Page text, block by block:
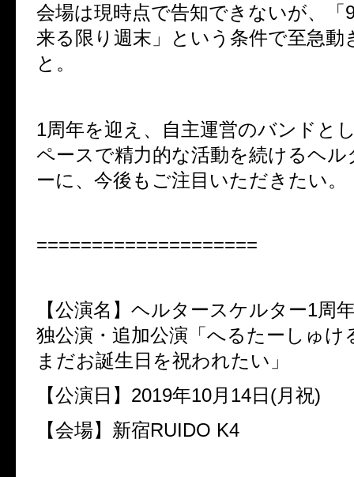
会場は現時点で告知できないが、「
来る限り週末」という条件で至急動
と。
1周年を迎え、自主運営のバンドと
ペースで精力的な活動を続けるヘ
ーに、今後もご注目いただきたい。
====================
【公演名】ヘルタースケルター1周
独公演・追加公演「へるたーしゅけ
まだお誕生日を祝われたい」
【公演日】 2019年10月14日(月祝)
【会場】新宿RUIDO K4